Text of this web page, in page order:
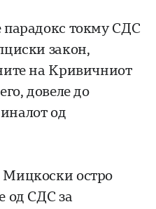
токму СДС
закон,
на Кривичниот
довеле до
од
Мицкоски остро
од СДС за